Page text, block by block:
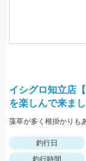
イシグロ知立店
を楽しんで来まし
釣行日
釣行時間